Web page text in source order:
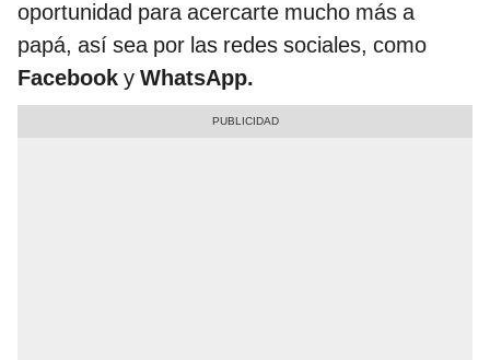
oportunidad para acercarte mucho más a
papá, así sea por las redes sociales, como
Facebook y WhatsApp.